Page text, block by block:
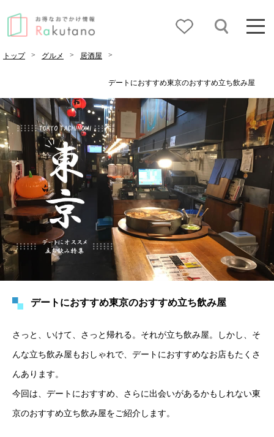
トップ > グルメ > 居酒屋 >
デートにおすすめ東京のおすすめ立ち飲み屋
デートにおすすめ東京のおすすめ立ち飲み屋
さっと、いけて、さっと帰れる。それが立ち飲み屋。しかし、そ
んな立ち飲み屋もおしゃれで、デートにおすすめなお店もたくさ
んあります。
今回は、デートにおすすめ、さらに出会いがあるかもしれない東
京のおすすめ立ち飲み屋をご紹介します。